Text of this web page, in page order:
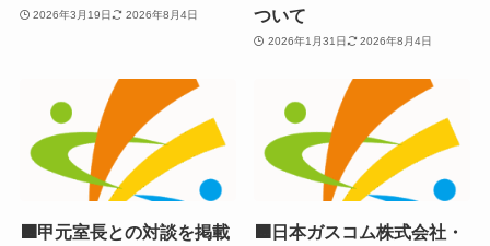
2026年3月19日 2026年8月4日
ついて
2026年1月31日 2026年8月4日
🟧甲元室長との対談を掲載
🟧日本ガスコム株式会社・